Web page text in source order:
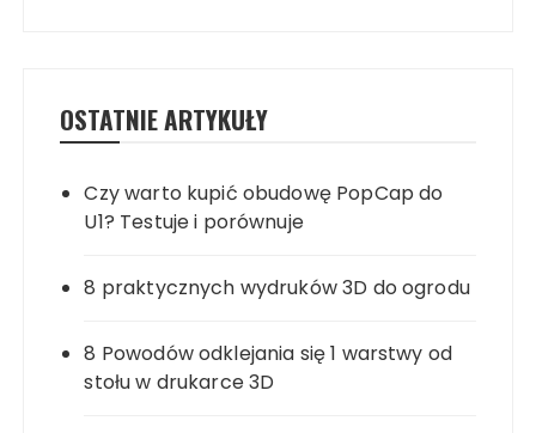
OSTATNIE ARTYKUŁY
Czy warto kupić obudowę PopCap do
U1? Testuje i porównuje
8 praktycznych wydruków 3D do ogrodu
8 Powodów odklejania się 1 warstwy od
stołu w drukarce 3D